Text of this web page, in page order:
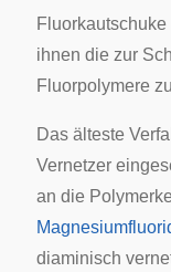
ihnen die zur
Fluorpolymere
Das älteste
Vernetzer
an die
diaminisch